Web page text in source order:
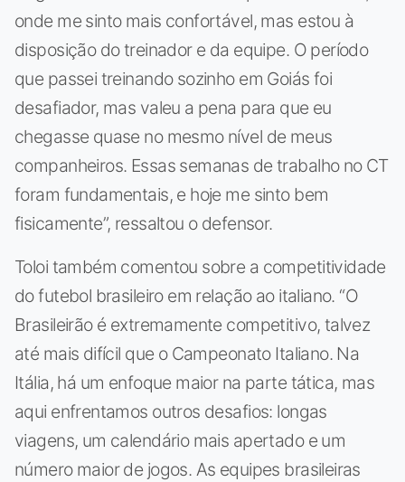
onde me sinto mais confortável, mas estou à
disposição do treinador e da equipe. O período
que passei treinando sozinho em Goiás foi
desafiador, mas valeu a pena para que eu
chegasse quase no mesmo nível de meus
companheiros. Essas semanas de trabalho no CT
foram fundamentais, e hoje me sinto bem
fisicamente”, ressaltou o defensor.
Toloi também comentou sobre a competitividade
do futebol brasileiro em relação ao italiano. “O
Brasileirão é extremamente competitivo, talvez
até mais difícil que o Campeonato Italiano. Na
Itália, há um enfoque maior na parte tática, mas
aqui enfrentamos outros desafios: longas
viagens, um calendário mais apertado e um
número maior de jogos. As equipes brasileiras